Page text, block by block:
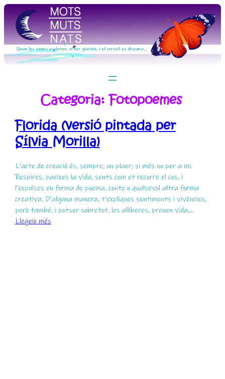
Vés
al
contingut
Categoria:Fotopoemes
Florida (versió pintada per
Sílvia Morilla)
L’acte de creació és, sempre, un plaer; si més no per a mi.
Respires, paeixes la vida, sents com et recorre el cos, i
l’expulses en forma de poema, conte o qualsevol altra forma
creativa. D’alguna manera, t’expliques sentiments i vivències,
però també, i potser sobretot, les alliberes, prenen vida,…
Llegeix més: